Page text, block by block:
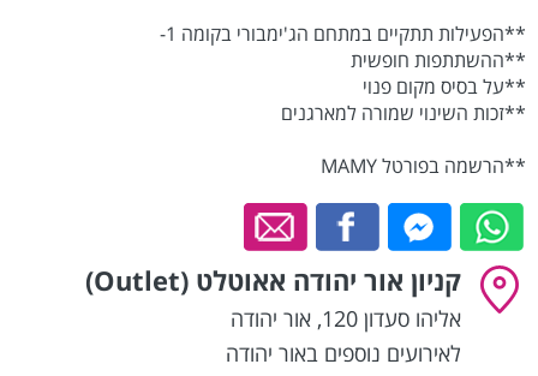
**הפעילות תתקיים במתחם הג'ימבורי בקומה 1-
**ההשתתפות חופשית
**על בסיס מקום פנוי
**זכות השינוי שמורה למארגנים
**הרשמה בפורטל MAMY
קניון אור יהודה אאוטלט (Outlet)
אליהו סעדון 120 , אור יהודה
לאירועים נוספים באור יהודה